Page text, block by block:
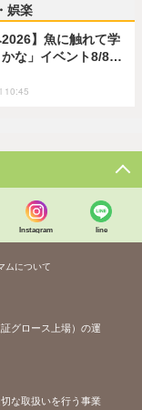
娯楽
2026】魚に触れて学
かな」イベント8/8…
10:45
Instagram line
ムについて
グロース上場）の運
な取扱いを行う事業